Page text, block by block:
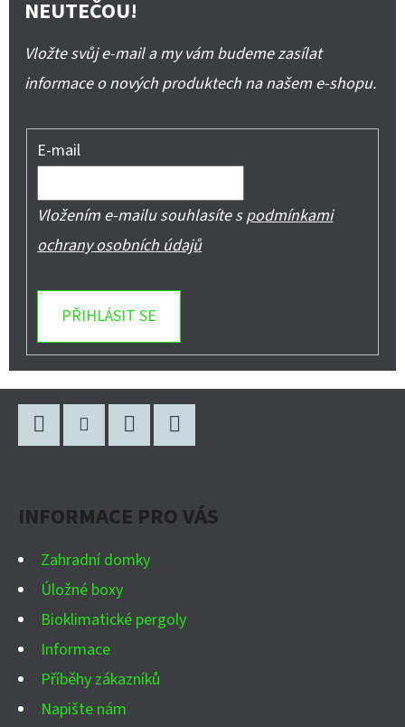
NEUTEČOU!
Vložte svůj e-mail a my vám budeme zasílat
informace o nových produktech na našem e-shopu.
E-mail
Vložením e-mailu souhlasíte spodmínkami
ochrany osobních údajů
PŘIHLÁSIT SE
INFORMACE PRO VÁS
Zahradní domky
Úložné boxy
Bioklimatické pergoly
Informace
Příběhy zákazníků
Napište nám